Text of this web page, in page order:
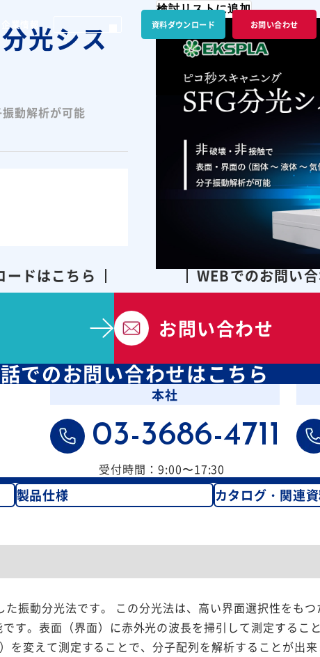
企業情報 資料ダウンロード お問い合わせ
光シス
動解析が可能
検討リストに追加
ードはこちら WEBでのお問い
お問い合わせ
でのお問い合わせはこちら
本社
03-3686-4711
受付時間：9:00〜17:30
製品仕様 カタログ・関連
振動分光法です。 この分光法は、高い界面選択性をもつ
す。表面（界面）に赤外光の波長を掃引して測定するこ
変えて測定することで、分子配列を解析することが出